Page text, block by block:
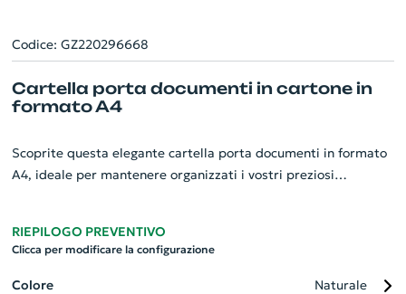
Codice: GZ220296668
Cartella porta documenti in cartone in
formato A4
Scoprite questa elegante cartella porta documenti in formato
A4, ideale per mantenere organizzati i vostri preziosi
pratici scompartimenti interni, raddoppiando la funzionalità.
articolo è perfetto per donare un'immagine impeccabile della
RIEPILOGO PREVENTIVO
Clicca per modificare la configurazione
Colore Naturale